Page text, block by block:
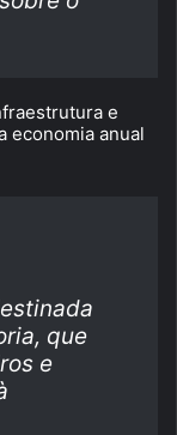
e
economia anual
que
e